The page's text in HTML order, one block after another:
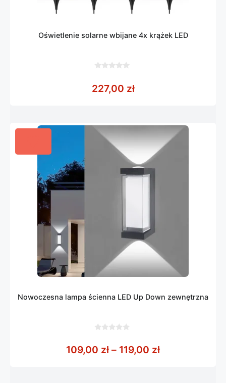
Oświetlenie solarne wbijane 4x krążek LED
5
227,00 zł
Nowoczesna lampa ścienna LED Up Down zewnętrzna
5
109,00 zł – 119,00 złZakres cen: